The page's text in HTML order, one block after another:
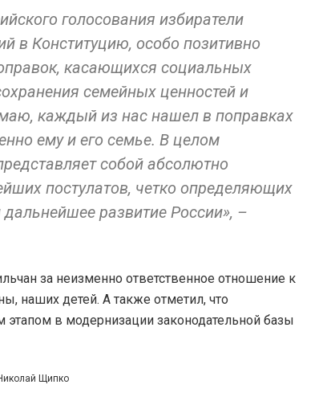
голосования избиратели
в Конституцию, особо позитивно
касающихся социальных
семейных ценностей и
каждый из нас нашел в поправках
ему и его семье. В целом
собой абсолютно
постулатов, четко определяющих
развитие России», –
за неизменно ответственное отношение к
наших детей. А также отметил, что
в модернизации законодательной базы
Щипко